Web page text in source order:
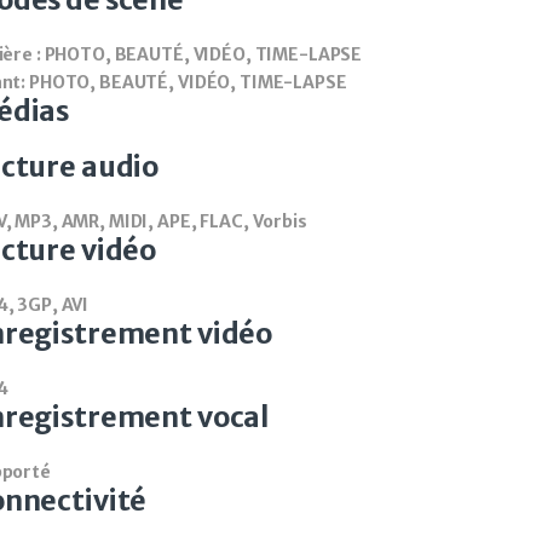
: PHOTO, BEAUTÉ, VIDÉO, TIME-LAPSE
PHOTO, BEAUTÉ, VIDÉO, TIME-LAPSE
audio
MP3, AMR, MIDI, APE, FLAC, Vorbis
vidéo
3GP, AVI
vidéo
vocal